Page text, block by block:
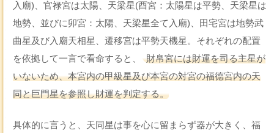
入廟)、官禄宮は太陽、天梁星(酉宮：太陽星は平勢、天梁星は
地勢、並びに卯宮：太陽、天梁星全て入廟)、田宅宮は地勢武
曲星及び入廟天相星、遷移宮は平勢天機星。それぞれの配置
を依拠して一言で看命すると、
財帛宮には財運を司る主星が
いないため、本宮内の甲級星及び本宮の対宮の福德宮内の天
同と巨門星を参照し財運を判定する。
具体的に言うと、天同星は事を心に留まらず器が大きく、福